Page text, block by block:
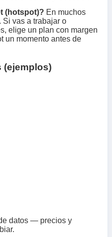
(hotspot)? En muchos
Si vas a trabajar o
elige un plan con margen
un momento antes de
(ejemplos)
datos — precios y